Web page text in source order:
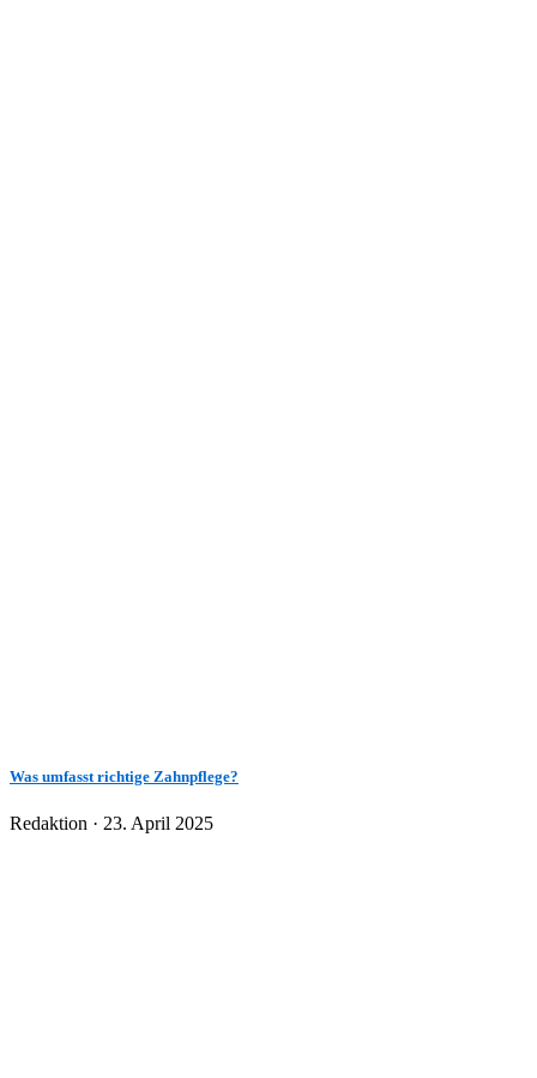
Was umfasst richtige Zahnpflege?
Redaktion · Veröffentlicht
23. April 2025